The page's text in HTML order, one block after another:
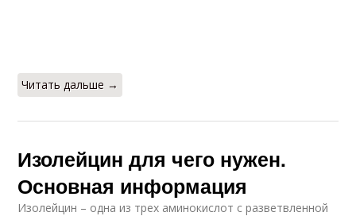
Читать дальше →
Изолейцин для чего нужен.
Основная информация
Изолейцин – одна из трех аминокислот с разветвленной